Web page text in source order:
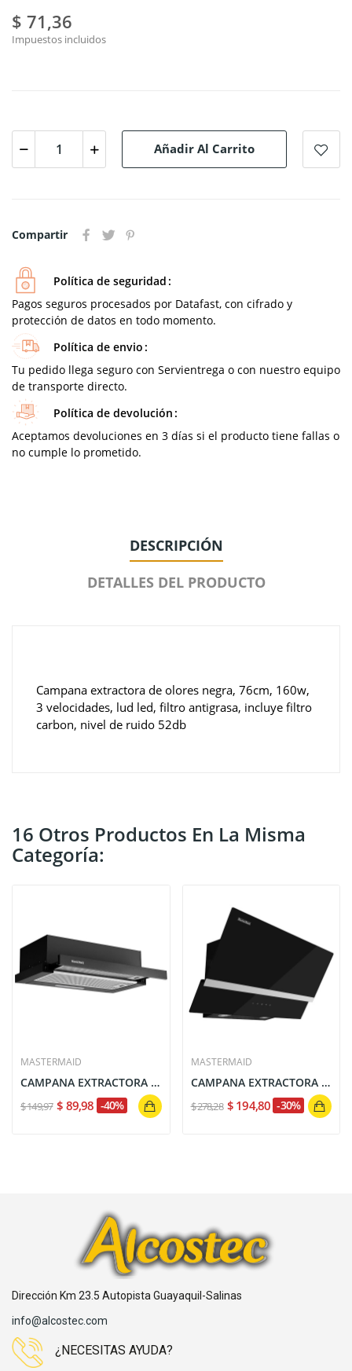
$ 71,36
Impuestos incluidos
Añadir Al Carrito
Compartir
Política de seguridad
Pagos seguros procesados por Datafast, con cifrado y
protección de datos en todo momento.
Política de envio
Tu pedido llega seguro con Servientrega o con nuestro equipo
de transporte directo.
Política de devolución
Aceptamos devoluciones en 3 días si el producto tiene fallas o
no cumple lo prometido.
DESCRIPCIÓN
DETALLES DEL PRODUCTO
Campana extractora de olores negra, 76cm, 160w,
3 velocidades, lud led, filtro antigrasa, incluye filtro
carbon, nivel de ruido 52db
16 Otros Productos En La Misma
Categoría:
MASTERMAID
CAMPANA EXTRACTORA EXTENSIBLE 60CM NEGRO MATE...
$ 149,97 $ 89,98 -40%
MASTERMAID
CAMPANA EXTRACTORA FULL TOUCH NEGRA 60CM...
$ 278,28 $ 194,80 -30%
Dirección Km 23.5 Autopista Guayaquil-Salinas
info@alcostec.com
¿NECESITAS AYUDA?